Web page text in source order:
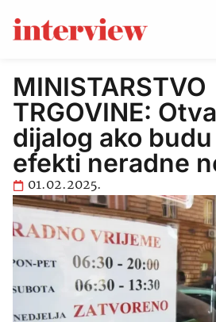
MINISTARSTVO
TRGOVINE:
dijalog ako
efekti neradne
01.02.2025.